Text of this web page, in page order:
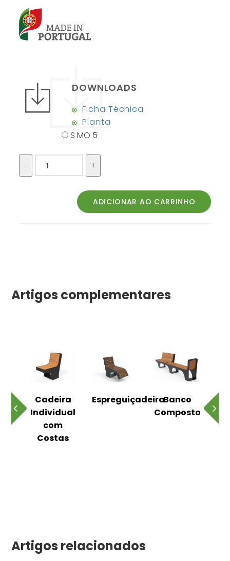
DOWNLOADS
Ficha Técnica
Planta
S MO 5
Artigos complementares
Cadeira
Individual
com
Costas
EspreguiçadeiraBanco
Composto
Artigos relacionados